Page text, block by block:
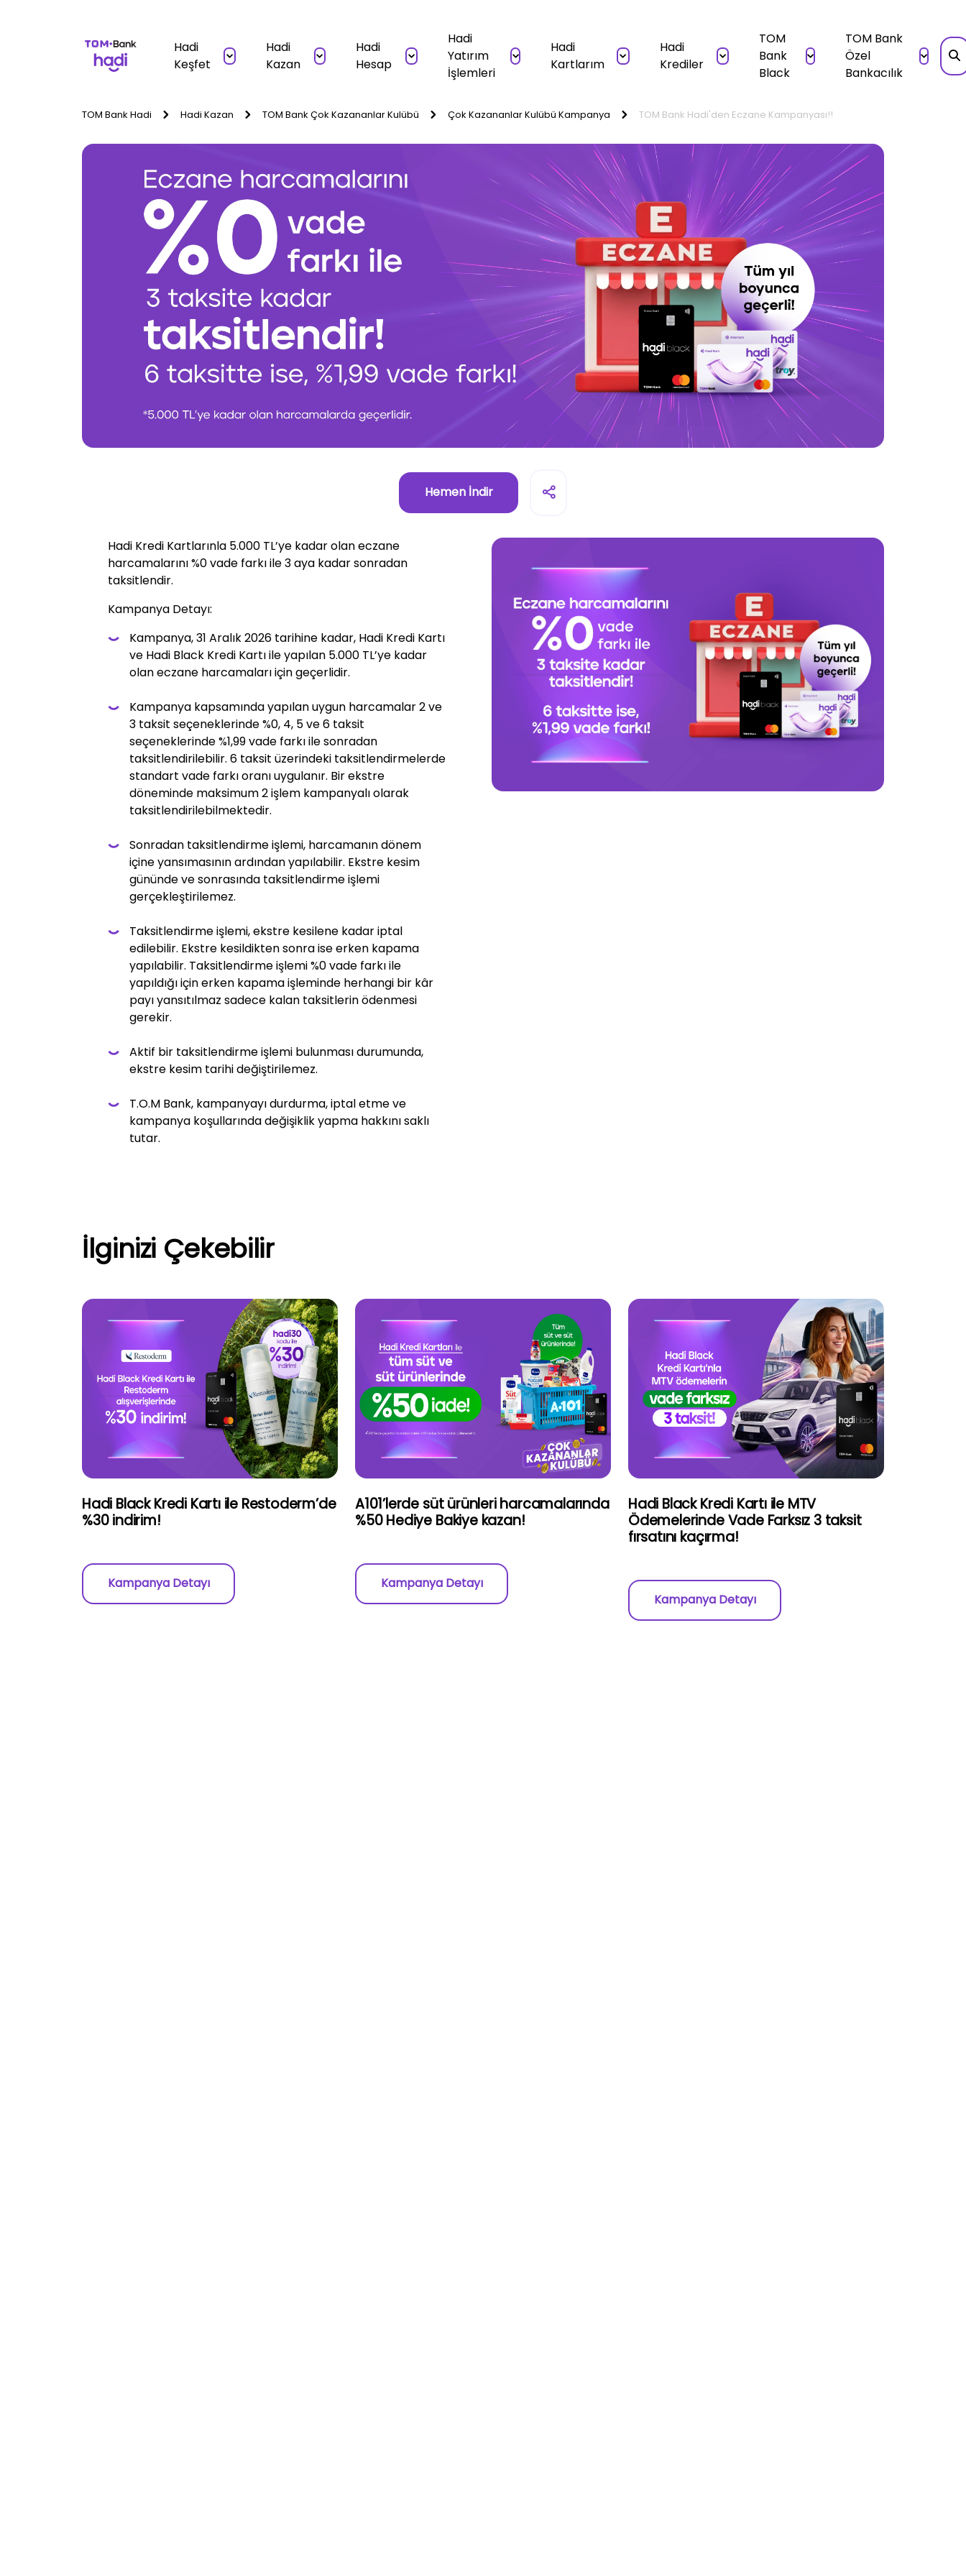
Hadi
Keşfet
Hadi
Kazan
Hadi
Hesap
Hadi
Yatırım
İşlemleri
Hadi
Kartlarım
Hadi
Krediler
TOM
Bank
Black
TOM Bank
Özel
Bankacılık
TOM Bank Hadi Hadi Kazan TOM Bank Çok Kazananlar Kulübü Çok Kazananlar Kulübü Kampanya TOM Bank Hadi'den Eczane Kampanyası!!
Hemen İndir
Hadi Kredi Kartlarınla 5.000 TL’ye kadar olan eczane
harcamalarını %0 vade farkı ile 3 aya kadar sonradan
taksitlendir.
Kampanya Detayı:
Kampanya, 31 Aralık 2026 tarihine kadar, Hadi Kredi Kartı
ve Hadi Black Kredi Kartı ile yapılan 5.000 TL’ye kadar
olan eczane harcamaları için geçerlidir.
Kampanya kapsamında yapılan uygun harcamalar 2 ve
3 taksit seçeneklerinde %0, 4, 5 ve 6 taksit
seçeneklerinde %1,99 vade farkı ile sonradan
taksitlendirilebilir. 6 taksit üzerindeki taksitlendirmelerde
standart vade farkı oranı uygulanır. Bir ekstre
döneminde maksimum 2 işlem kampanyalı olarak
taksitlendirilebilmektedir.
Sonradan taksitlendirme işlemi, harcamanın dönem
içine yansımasının ardından yapılabilir. Ekstre kesim
gününde ve sonrasında taksitlendirme işlemi
gerçekleştirilemez.
Taksitlendirme işlemi, ekstre kesilene kadar iptal
edilebilir. Ekstre kesildikten sonra ise erken kapama
yapılabilir. Taksitlendirme işlemi %0 vade farkı ile
yapıldığı için erken kapama işleminde herhangi bir kâr
payı yansıtılmaz sadece kalan taksitlerin ödenmesi
gerekir.
Aktif bir taksitlendirme işlemi bulunması durumunda,
ekstre kesim tarihi değiştirilemez.
T.O.M Bank, kampanyayı durdurma, iptal etme ve
kampanya koşullarında değişiklik yapma hakkını saklı
tutar.
İlginizi Çekebilir
Hadi Black Kredi Kartı ile Restoderm’de
%30 indirim!
Kampanya Detayı
A101’lerde süt ürünleri harcamalarında
%50 Hediye Bakiye kazan!
Kampanya Detayı
Hadi Black Kredi Kartı ile MTV
Ödemelerinde Vade Farksız 3 taksit
fırsatını kaçırma!
Kampanya Detayı